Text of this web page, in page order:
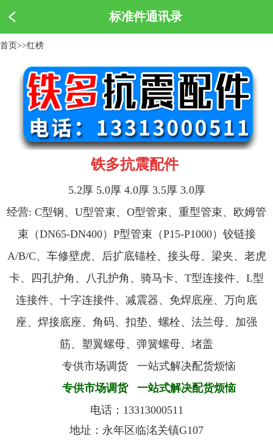
标准件通讯录
首页>>红榜
铁多抗震配件
5.2厚 5.0厚 4.0厚 3.5厚 3.0厚
经营: C型钢、U型管束、O型管束、重型管束、欧姆管
束（DN65-DN400）P型管束（P15-P1000）铰链接
A/B/C、车修壁虎、后扩底锚栓、接头母、梁夹、老虎
卡、四孔护角、八孔护角、骑马卡、T型连接件、L型
连接件、十字连接件、减震器、免焊底座、万向底
座、焊接底座、角码、扣垫、螺栓、法兰母、加强
筋、塑翼螺母、弹簧螺母、堵盖
专供市场调货 一站式解决配货烦恼
专供市场调货 一站式解决配货烦恼
电话： 13313000511
地址：永年区临洺关镇G107